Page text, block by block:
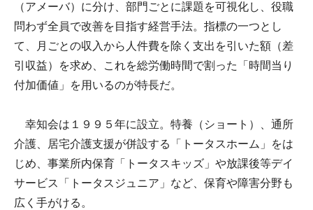
（アメーバ）に分け、部門ごとに課題を可視化し、役職
問わず全員で改善を目指す経営手法。指標の一つとし
て、月ごとの収入から人件費を除く支出を引いた額（差
引収益）を求め、これを総労働時間で割った「時間当り
付加価値」を用いるのが特長だ。
幸知会は１９９５年に設立。特養（ショート）、通所
介護、居宅介護支援が併設する「トータスホーム」をは
じめ、事業所内保育「トータスキッズ」や放課後等デイ
サービス「トータスジュニア」など、保育や障害分野も
広く手がける。